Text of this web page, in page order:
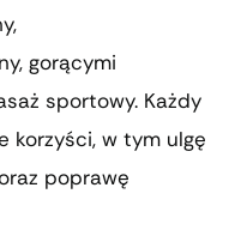
gorącymi
sportowy. Każdy
korzyści, w tym ulgę
poprawę